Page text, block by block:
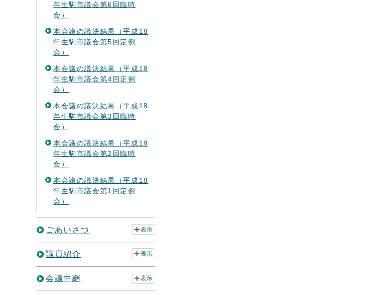
年生駒市議会第6回臨時
会）
本会議の議決結果（平成18
年生駒市議会第5回定例
会）
本会議の議決結果（平成18
年生駒市議会第4回定例
会）
本会議の議決結果（平成18
年生駒市議会第3回臨時
会）
本会議の議決結果（平成18
年生駒市議会第2回臨時
会）
本会議の議決結果（平成18
年生駒市議会第1回定例
会）
ごあいさつ 表示
議員紹介 表示
会議中継 表示